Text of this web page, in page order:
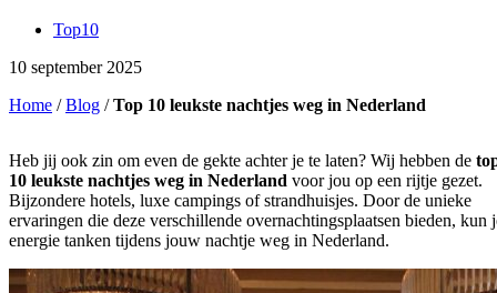
Top10
10 september 2025
Home /Blog /Top 10 leukste nachtjes weg in Nederland
Heb jij ook zin om even de gekte achter je te laten? Wij hebben de
10 leukste nachtjes weg in Nederland voor jou op een rijtje gezet.
Bijzondere hotels, luxe campings of strandhuisjes. Door de unieke
ervaringen die deze verschillende overnachtingsplaatsen bieden, kun
energie tanken tijdens jouw nachtje weg in Nederland.